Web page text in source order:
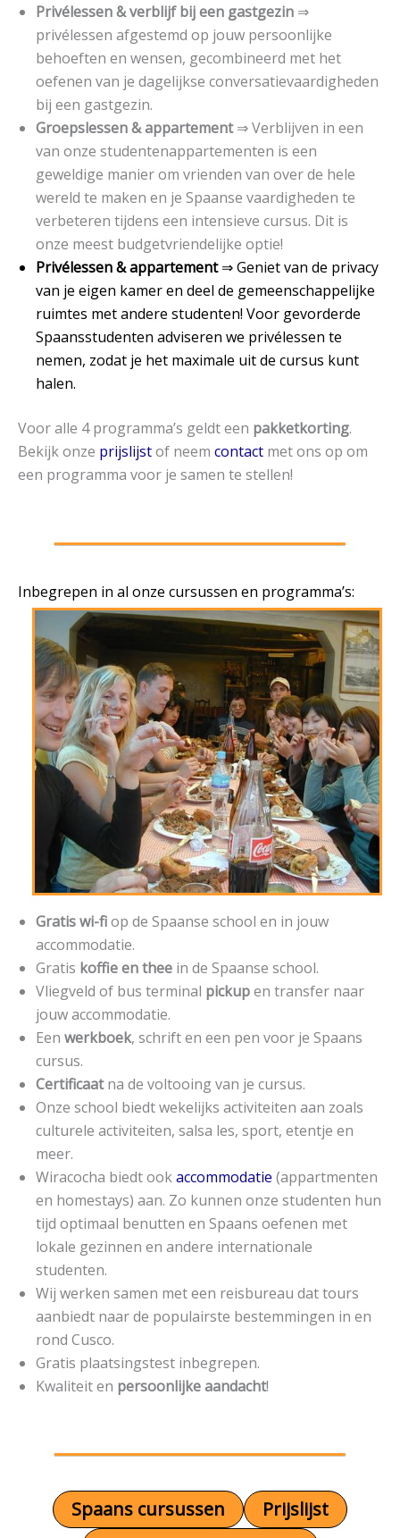
Privélessen & verblijf bij een gastgezin ⇒
privélessen afgestemd op jouw persoonlijke
behoeften en wensen, gecombineerd met het
oefenen van je dagelijkse conversatievaardigheden
bij een gastgezin.
Groepslessen & appartement⇒ Verblijven in een
van onze studentenappartementen is een
geweldige manier om vrienden van over de hele
wereld te maken en je Spaanse vaardigheden te
verbeteren tijdens een intensieve cursus. Dit is
onze meest budgetvriendelijke optie!
Privélessen & appartement⇒ Geniet van de privacy
van je eigen kamer en deel de gemeenschappelijke
ruimtes met andere studenten! Voor gevorderde
Spaansstudenten adviseren we privélessen te
nemen, zodat je het maximale uit de cursus kunt
halen.
Voor alle 4 programma’s geldt een pakketkorting.
Bekijk onze prijslijstof neem contact met ons op om
een programma voor je samen te stellen!
Inbegrepen in al onze cursussen en programma’s:
Gratis wi-fiop de Spaanse school en in jouw
accommodatie.
Gratis koffie en thee in de Spaanse school.
Vliegveld of bus terminal pickupen transfer naar
jouw accommodatie.
Een werkboek, schrift en een pen voor je Spaans
cursus.
Certificaatna de voltooing van je cursus.
Onze school biedt wekelijks activiteiten aan zoals
culturele activiteiten, salsa les, sport, etentje en
meer.
Wiracocha biedt ookaccommodatie (appartmenten
en homestays) aan. Zo kunnen onze studenten hun
tijd optimaal benutten en Spaans oefenen met
lokale gezinnen en andere internationale
studenten.
Wij werken samen met een reisbureau dat tours
aanbiedt naar de populairste bestemmingen in en
rond Cusco.
Gratis plaatsingstest inbegrepen.
Kwaliteit en persoonlijke aandacht!
Spaans cursussen
Prijslijst